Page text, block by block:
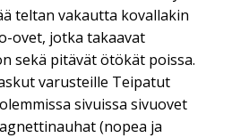
teltan vakautta kovallakin
ovet, jotka takaavat
sekä pitävät ötökät poissa.
varusteille Teipatut
sivuissa sivuovet
(nopea ja